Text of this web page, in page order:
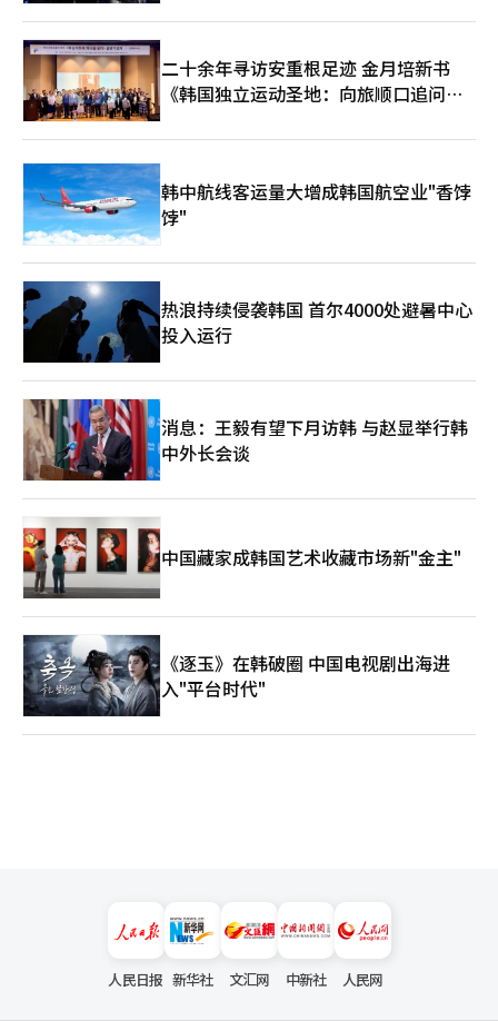
据，损害了民主的根基。” 与此同时，当天在包括松坡区在内的
首尔市部分投票站，因投票用纸短缺，选民们出现了等待或投票暂
时中断的情况。出席选举管理委员会记者会的选举一局局长李相能
表示：“松坡区的投票用纸印刷量仅为全部选民数的50%。”他指
出：“根据情况，特定投票区的投票率可能较高或提前投票率非常
低，导致用纸短缺。” 他补充道：“松坡区共有146个投票站，因
此部分投票区的选民人数超过预期，导致投票用纸短缺。”因此，
二十余年寻访安重根足迹 金月培新书
《韩国独立运动圣地：向旅顺口追问历
韩中航线客运量大增成韩国航空业"香饽
饽"
热浪持续侵袭韩国 首尔4000处避暑中心
投入运行
消息：王毅有望下月访韩 与赵显举行韩
中外长会谈
中国藏家成韩国艺术收藏市场新"金主"
《逐玉》在韩破圈 中国电视剧出海进
入"平台时代"
人民日报 新华社 文汇网 中新社 人民网